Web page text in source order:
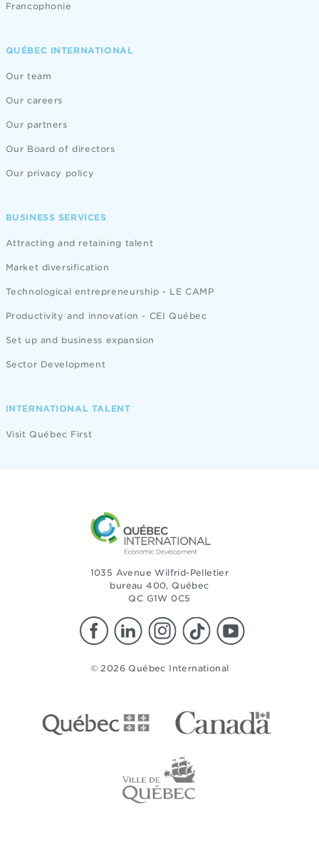
Francophonie
QUÉBEC INTERNATIONAL
Our team
Our careers
Our partners
Our Board of directors
Our privacy policy
BUSINESS SERVICES
Attracting and retaining talent
Market diversification
Technological entrepreneurship - LE CAMP
Productivity and innovation - CEI Québec
Set up and business expansion
Sector Development
INTERNATIONAL TALENT
Visit Québec First
1035 Avenue Wilfrid-Pelletier
bureau 400, Québec
QC G1W 0C5
© 2026 Québec International